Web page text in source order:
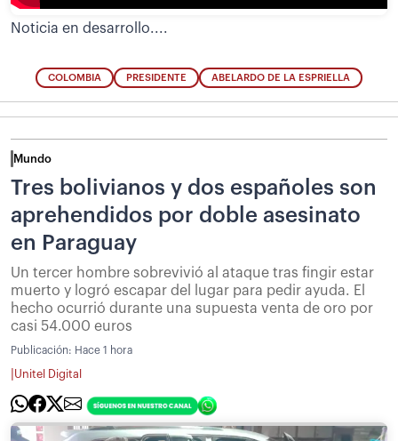
Noticia en desarrollo....
COLOMBIA PRESIDENTE ABELARDO DE LA ESPRIELLA
Mundo
Tres bolivianos y dos españoles son
aprehendidos por doble asesinato
en Paraguay
Un tercer hombre sobrevivió al ataque tras fingir estar
muerto y logró escapar del lugar para pedir ayuda. El
hecho ocurrió durante una supuesta venta de oro por
casi 54.000 euros
Publicación: Hace 1 hora
Unitel Digital